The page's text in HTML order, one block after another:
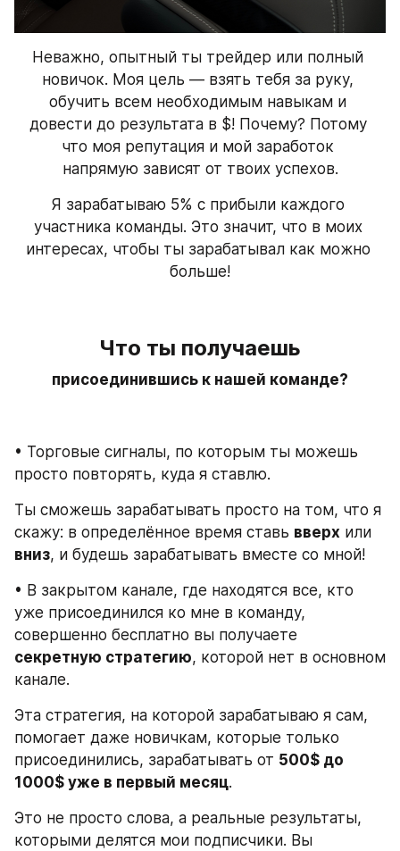
Неважно, опытный ты трейдер или полный
новичок. Моя цель — взять тебя за руку,
обучить всем необходимым навыкам и
довести до результата в $! Почему? Потому
что моя репутация и мой заработок
напрямую зависят от твоих успехов.
Я зарабатываю 5% с прибыли каждого
участника команды. Это значит, что в моих
интересах, чтобы ты зарабатывал как можно
больше!
Что ты получаешь
присоединившись к нашей команде?
• Торговые сигналы, по которым ты можешь
просто повторять, куда я ставлю.
Ты сможешь зарабатывать просто на том, что я
скажу: в определённое время ставь вверх
вниз, и будешь зарабатывать вместе со мной!
• В закрытом канале, где находятся все, кто
уже присоединился ко мне в команду,
секретную стратегию, которой нет в основном
канале.
Эта стратегия, на которой зарабатываю я сам,
помогает даже новичкам, которые только
присоединились, зарабатывать от 500$ до
1000$ уже в первый месяц.
Это не просто слова, а реальные результаты,
которыми делятся мои подписчики. Вы